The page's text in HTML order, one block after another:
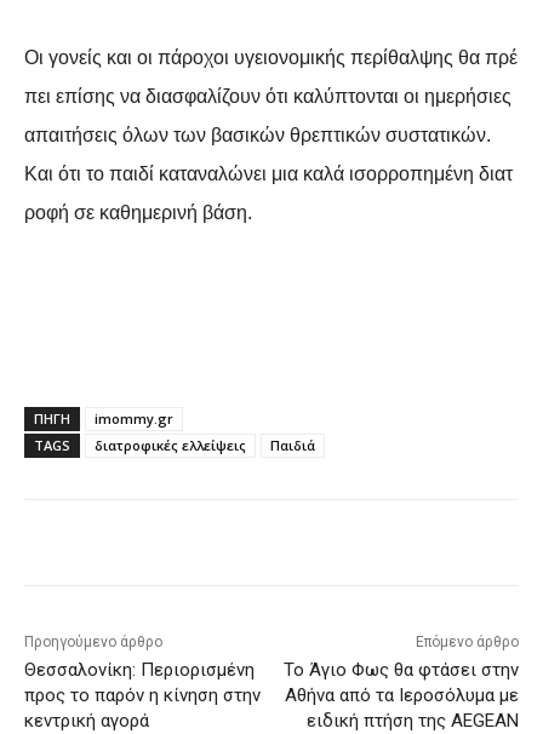
Οι γονείς και οι πάροχοι υγειονομικής περίθαλψης θα πρέ
πει επίσης να διασφαλίζουν ότι καλύπτονται οι ημερήσιες
απαιτήσεις όλων των βασικών θρεπτικών συστατικών.
Και ότι το παιδί καταναλώνει μια καλά ισορροπημένη διατ
ροφή σε καθημερινή βάση.
ΠΗΓΗ
imommy.gr
TAGS
διατροφικές ελλείψεις Παιδιά
Προηγούμενο άρθρο
Θεσσαλονίκη: Περιορισμένη
προς το παρόν η κίνηση στην
κεντρική αγορά
Επόμενο άρθρο
Το Άγιο Φως θα φτάσει στην
Αθήνα από τα Ιεροσόλυμα με
ειδική πτήση της AEGEAN